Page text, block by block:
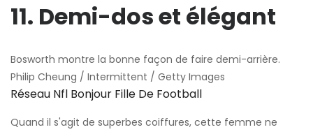
11. Demi-dos et élégant
Bosworth montre la bonne façon de faire demi-arrière.
Philip Cheung / Intermittent / Getty Images
Réseau Nfl Bonjour Fille De Football
Quand il s'agit de superbes coiffures, cette femme ne